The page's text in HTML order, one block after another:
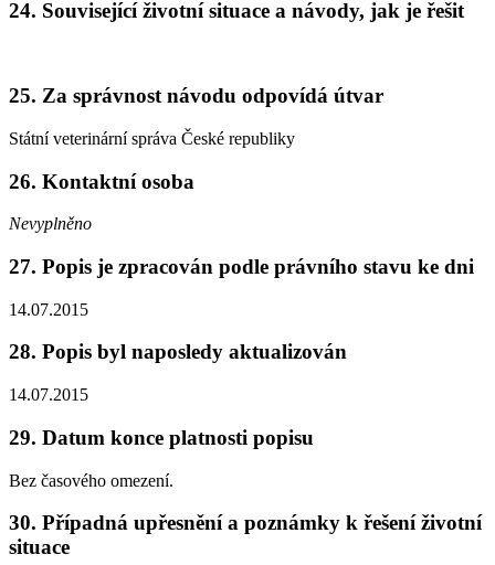
24. Související životní situace a návody, jak je řešit
25. Za správnost návodu odpovídá útvar
Státní veterinární správa České republiky
26. Kontaktní osoba
Nevyplněno
27. Popis je zpracován podle právního stavu ke dni
14.07.2015
28. Popis byl naposledy aktualizován
14.07.2015
29. Datum konce platnosti popisu
Bez časového omezení.
30. Případná upřesnění a poznámky k řešení životní
situace